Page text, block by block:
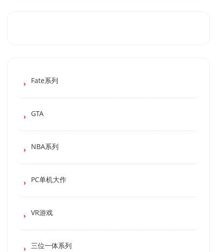
Fate系列
GTA
NBA系列
PC单机大作
VR游戏
三位一体系列